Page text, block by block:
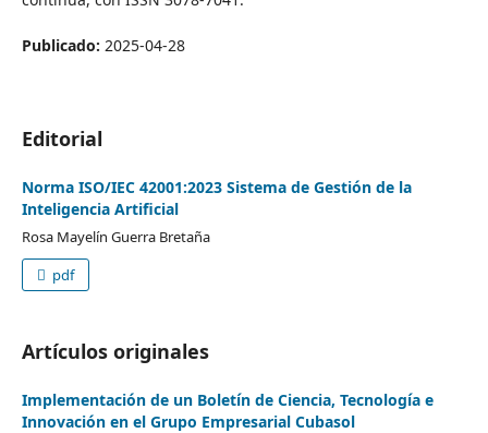
Publicado: 2025-04-28
Editorial
Norma ISO/IEC 42001:2023 Sistema de Gestión de la
Inteligencia Artificial
Rosa Mayelín Guerra Bretaña
pdf
Artículos originales
Implementación de un Boletín de Ciencia, Tecnología e
Innovación en el Grupo Empresarial Cubasol